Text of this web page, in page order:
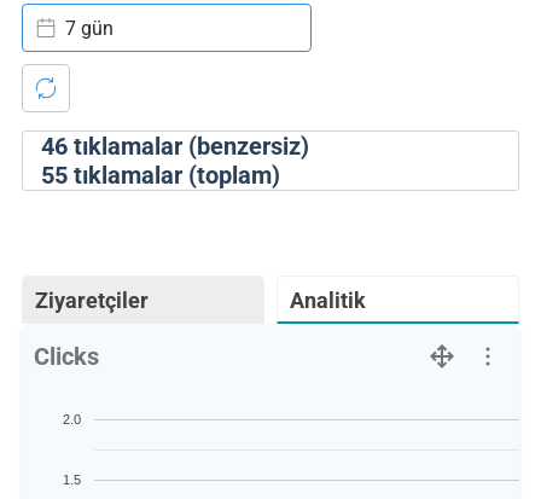
46tıklamalar (benzersiz)
55tıklamalar (toplam)
7 gün
Ziyaretçiler Analitik
Clicks
1.5
2.0